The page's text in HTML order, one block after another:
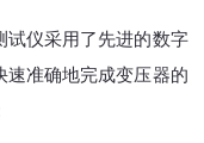
试仪采用了先进的数字
速准确地完成变压器的